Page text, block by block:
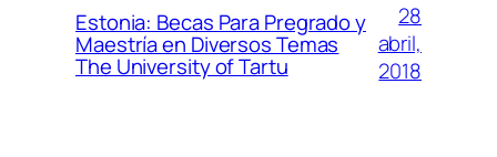
Estonia: Becas Para Pregrado y
Maestría en Diversos Temas
The University of Tartu
28
abril,
2018